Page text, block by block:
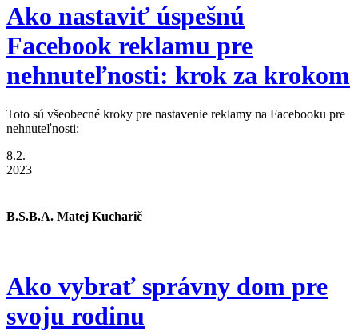
Ako nastaviť úspešnú
Facebook reklamu pre
nehnuteľnosti: krok za krokom
Toto sú všeobecné kroky pre nastavenie reklamy na Facebooku pre
nehnuteľnosti:
8.2.
2023
B.S.B.A. Matej Kucharič
Ako vybrať správny dom pre
svoju rodinu